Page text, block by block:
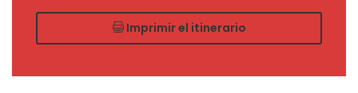
Imprimir el itinerario